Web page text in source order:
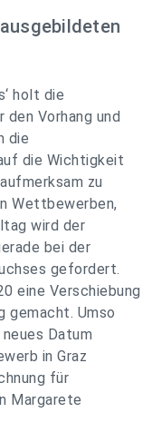
holt die
den Vorhang und
die
die Wichtigkeit
zu
Wettbewerben,
wird der
bei der
gefordert.
eine Verschiebung
gemacht. Umso
Datum
in Graz
für
Margarete